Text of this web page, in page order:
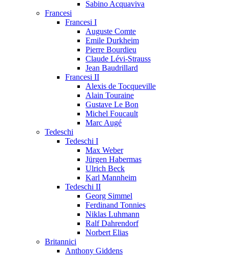
Sabino Acquaviva
Francesi
Francesi I
Auguste Comte
Emile Durkheim
Pierre Bourdieu
Claude Lévi-Strauss
Jean Baudrillard
Francesi II
Alexis de Tocqueville
Alain Touraine
Gustave Le Bon
Michel Foucault
Marc Augé
Tedeschi
Tedeschi I
Max Weber
Jürgen Habermas
Ulrich Beck
Karl Mannheim
Tedeschi II
Georg Simmel
Ferdinand Tonnies
Niklas Luhmann
Ralf Dahrendorf
Norbert Elias
Britannici
Anthony Giddens